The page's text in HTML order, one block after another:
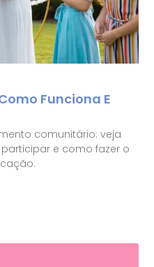
Funciona E
comunitário: veja
e como fazer o